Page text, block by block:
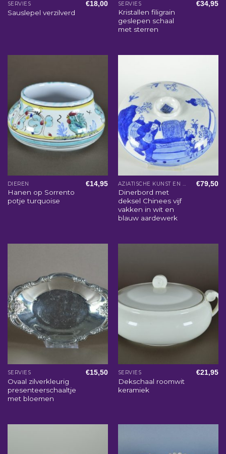
SERVIES
Sauslepel verzilverd
€18,00 SERVIES
Kristallen filigrain
geslepen schaal
met sterren
€34,95
DIEREN
Hanen op Sorrento
potje turquoise
€14,95 AZIATISCHE KUNST EN WOONACCESSOIRES
Dinerbord met
deksel Chinees vijf
vakken in wit en
blauw aardewerk
€79,50
SERVIES
Ovaal zilverkleurig
presenteerschaaltje
met bloemen
€15,50 SERVIES
Dekschaal roomwit
keramiek
€21,95